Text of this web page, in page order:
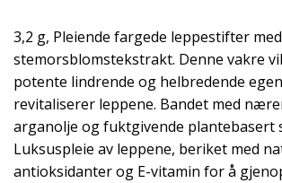
3,2 g, Pleiende fargede leppestifter med
stemorsblomstekstrakt. Denne vakre
potente lindrende og helbredende
revitaliserer leppene. Bandet med
arganolje og fuktgivende plantebasert
Luksuspleie av leppene, beriket med
antioksidanter og E-vitamin for å